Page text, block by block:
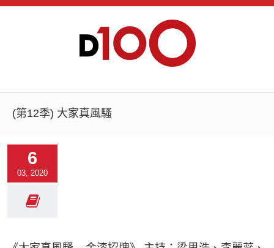
(第12季) 大家真風騷
6
03, 2020